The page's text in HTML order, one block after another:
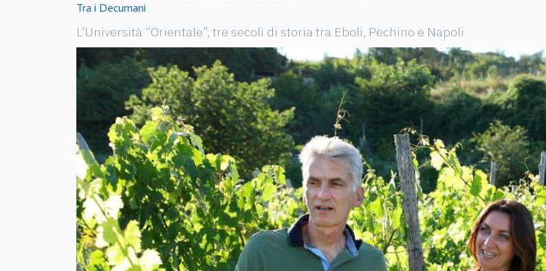
Tra i Decumani
L’Università “Orientale”, tre secoli di storia tra Eboli, Pechino e Napoli